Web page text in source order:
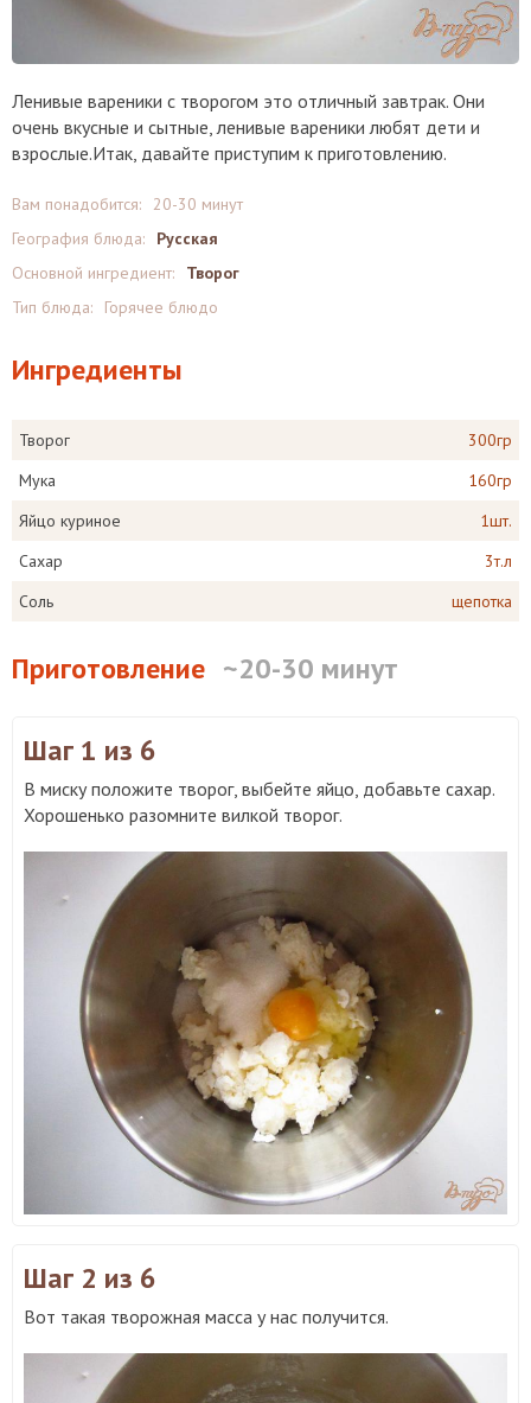
Ленивые вареники с творогом это отличный завтрак. Они
очень вкусные и сытные, ленивые вареники любят дети и
взрослые.Итак, давайте приступим к приготовлению.
Вам понадобится:
20-30 минут
География блюда:
Русская
Основной ингредиент:
Творог
Тип блюда:
Горячее блюдо
Ингредиенты
Творог
300гр
Мука
160гр
Яйцо куриное
1шт.
Сахар
3т.л
Соль
щепотка
Приготовление ~20-30 минут
Шаг 1 из 6
В миску положите творог, выбейте яйцо, добавьте сахар.
Хорошенько разомните вилкой творог.
Шаг 2 из 6
Вот такая творожная масса у нас получится.